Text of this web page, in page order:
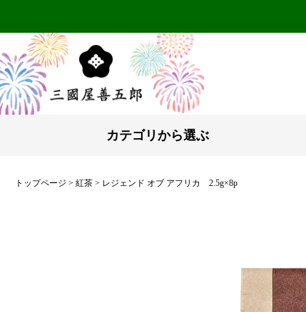
カテゴリから選ぶ
トップページ 紅茶 レジェンド オブ アフリカ 2.5g×8p